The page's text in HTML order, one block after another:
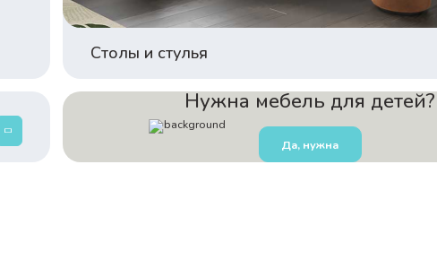
Столы и стулья
Нужна мебель для детей?
Да, нужна